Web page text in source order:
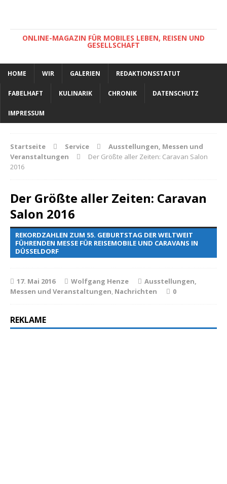
ONLINE-MAGAZIN FÜR MOBILES LEBEN, REISEN UND
GESELLSCHAFT
HOME WIR GALERIEN REDAKTIONSSTATUT
FABELHAFT KULINARIK CHRONIK DATENSCHUTZ
IMPRESSUM
Startseite Service
Ausstellungen, Messen und
Veranstaltungen
Der Größte aller Zeiten: Caravan Salon
2016
Der Größte aller Zeiten: Caravan
Salon 2016
REKORDZAHLEN ZUM 55. GEBURTSTAG DER WELTWEIT
FÜHRENDEN MESSE FÜR REISEMOBILE UND CARAVANS IN
DÜSSELDORF
17. Mai 2016 Wolfgang Henze
Ausstellungen,
Messen und Veranstaltungen, Nachrichten 0
REKLAME